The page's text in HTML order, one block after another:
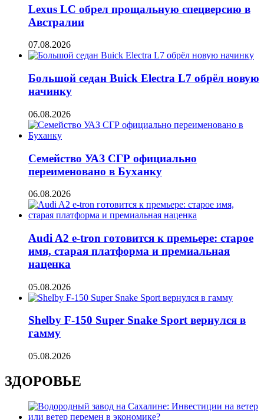
Lexus LC обрел прощальную спецверсию в
Австралии
07.08.2026
Большой седан Buick Electra L7 обрёл новую
начинку
06.08.2026
Семейство УАЗ СГР официально
переименовано в Буханку
06.08.2026
Audi A2 e-tron готовится к премьере: старое
имя, старая платформа и премиальная
наценка
05.08.2026
Shelby F-150 Super Snake Sport вернулся в
гамму
05.08.2026
ЗДОРОВЬЕ